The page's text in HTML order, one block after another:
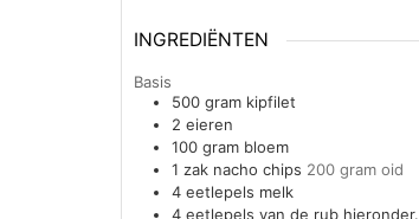
INGREDIËNTEN
Basis
500 gram kipfilet
2 eieren
100 gram bloem
1 zak nacho chips 200 gram oid
4 eetlepels melk
4 eetlepels van de rub hieronder.